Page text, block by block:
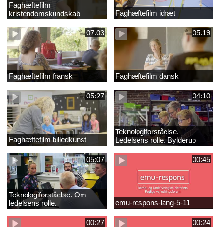
Faghæftefilm
kristendomskundskab
Faghæftefilm idræt
07:03
Faghæftefilm fransk
05:19
Faghæftefilm dansk
05:27
Faghæftefilm billedkunst
04:10
Teknologiforståelse.
Ledelsens rolle. Bylderup
Skole
05:07
Teknologiforståelse. Om
ledelsens rolle.
Sofiendalskolen
00:45
emu-respons-lang-5-11
00:27 00:24